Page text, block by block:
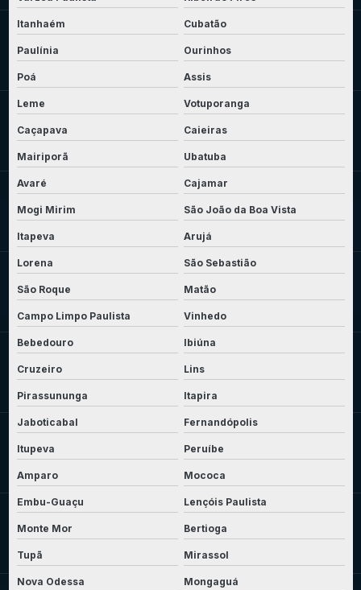
Itanhaém Cubatão
Paulínia Ourinhos
Poá Assis
Leme Votuporanga
Caçapava Caieiras
Mairiporã Ubatuba
Avaré Cajamar
Mogi Mirim São João da Boa Vista
Itapeva Arujá
Lorena São Sebastião
São Roque Matão
Campo Limpo Paulista Vinhedo
Bebedouro Ibiúna
Cruzeiro Lins
Pirassununga Itapira
Jaboticabal Fernandópolis
Itupeva Peruíbe
Amparo Mococa
Embu-Guaçu Lençóis Paulista
Monte Mor Bertioga
Tupã Mirassol
Nova Odessa Mongaguá